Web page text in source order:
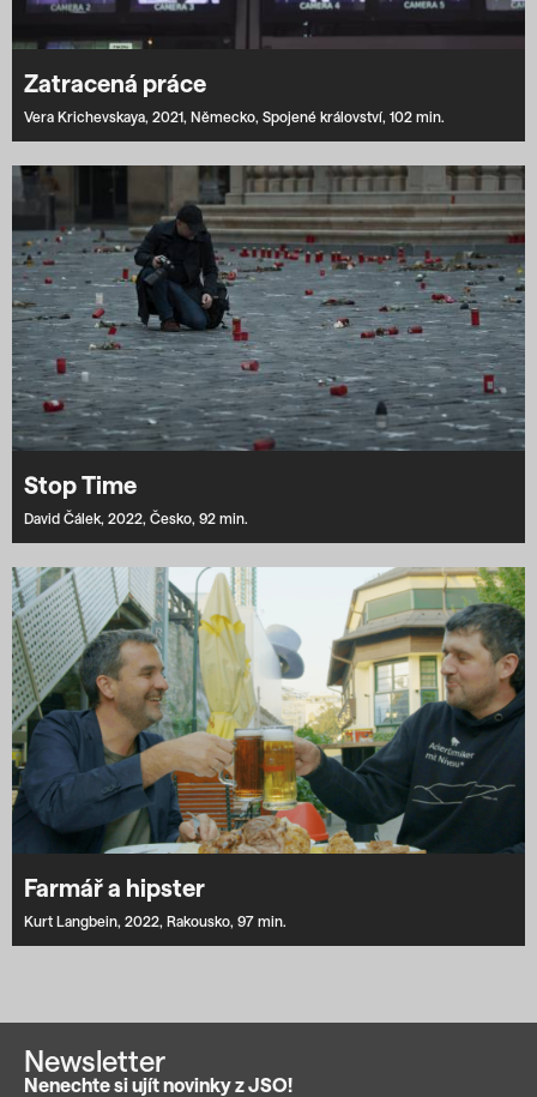
Zatracená práce
Vera Krichevskaya, 2021, Německo, Spojené království, 102 min.
Stop Time
David Čálek, 2022, Česko, 92 min.
Farmář a hipster
Kurt Langbein, 2022, Rakousko, 97 min.
Newsletter
Nenechte si ujít novinky z JSO!